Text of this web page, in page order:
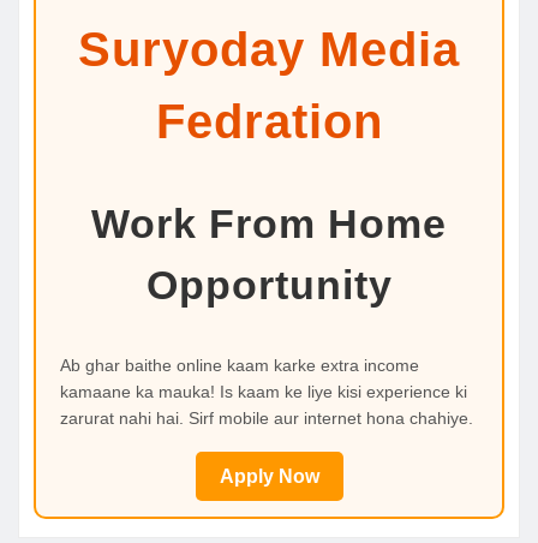
Suryoday Media
Fedration
Work From Home
Opportunity
Ab ghar baithe online kaam karke extra income
kamaane ka mauka! Is kaam ke liye kisi experience ki
zarurat nahi hai. Sirf mobile aur internet hona chahiye.
Apply Now